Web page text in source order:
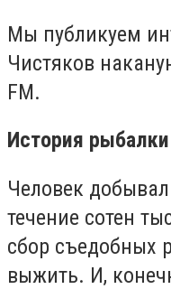
Мы публикуем
Чистяков
FM.
История рыбалки
Человек
течение сотен
сбор съедобных
выжить. И,